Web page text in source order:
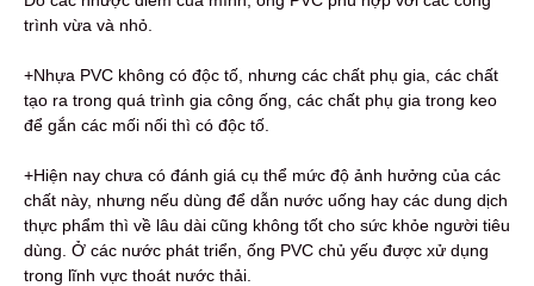
trình vừa và nhỏ.
+Nhựa PVC không có độc tố, nhưng các chất phụ gia, các chất
tạo ra trong quá trình gia công ống, các chất phụ gia trong keo
để gắn các mối nối thì có độc tố.
+Hiện nay chưa có đánh giá cụ thể mức độ ảnh hưởng của các
chất này, nhưng nếu dùng để dẫn nước uống hay các dung dịch
thực phẩm thì về lâu dài cũng không tốt cho sức khỏe người tiêu
dùng. Ở các nước phát triển, ống PVC chủ yếu được xử dụng
trong lĩnh vực thoát nước thải.